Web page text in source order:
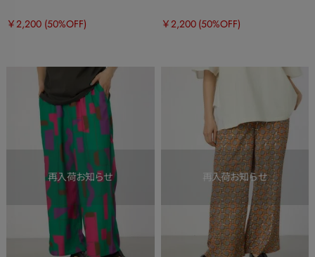
￥2,200 (50%OFF) ￥2,200 (50%OFF)